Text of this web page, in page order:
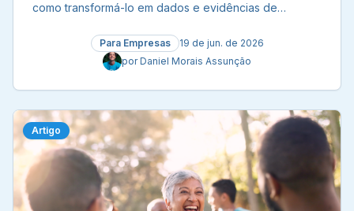
como transformá-lo em dados e evidências de
Para Empresas
19 de jun. de 2026
porDaniel Morais Assunção
Artigo